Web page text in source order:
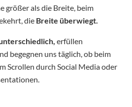
größer als die Breite, beim
die Breite überwiegt.
erfüllen
begegnen uns täglich, ob beim
Scrollen durch Social Media oder